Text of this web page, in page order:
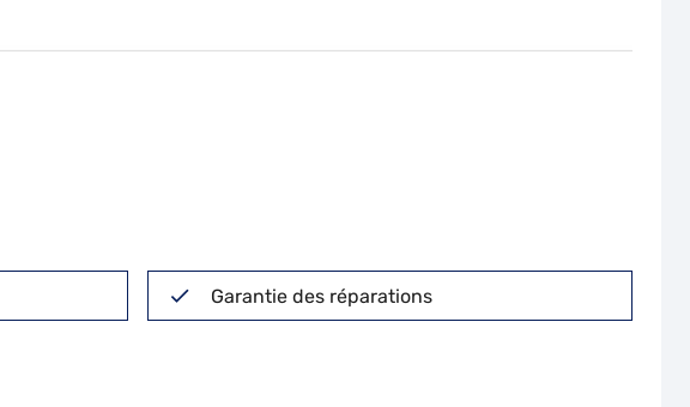
Garantie des réparations